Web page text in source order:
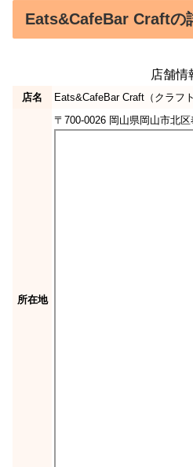
Eats&CafeBar Craftの
店舗情
店名 Eats&CafeBar Craft（クラフト
所在地
〒700-0026 岡山県岡山市北